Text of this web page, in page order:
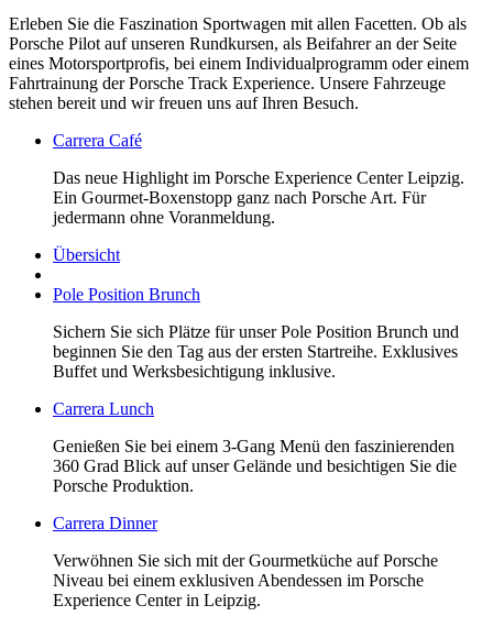
Erleben Sie die Faszination Sportwagen mit allen Facetten. Ob als
Porsche Pilot auf unseren Rundkursen, als Beifahrer an der Seite
eines Motorsportprofis, bei einem Individualprogramm oder einem
Fahrtrainung der Porsche Track Experience. Unsere Fahrzeuge
stehen bereit und wir freuen uns auf Ihren Besuch.
Carrera Café
Das neue Highlight im Porsche Experience Center Leipzig.
Ein Gourmet-Boxenstopp ganz nach Porsche Art. Für
jedermann ohne Voranmeldung.
Übersicht
Pole Position Brunch
Sichern Sie sich Plätze für unser Pole Position Brunch und
beginnen Sie den Tag aus der ersten Startreihe. Exklusives
Buffet und Werksbesichtigung inklusive.
Carrera Lunch
Genießen Sie bei einem 3-Gang Menü den faszinierenden
360 Grad Blick auf unser Gelände und besichtigen Sie die
Porsche Produktion.
Carrera Dinner
Verwöhnen Sie sich mit der Gourmetküche auf Porsche
Niveau bei einem exklusiven Abendessen im Porsche
Experience Center in Leipzig.